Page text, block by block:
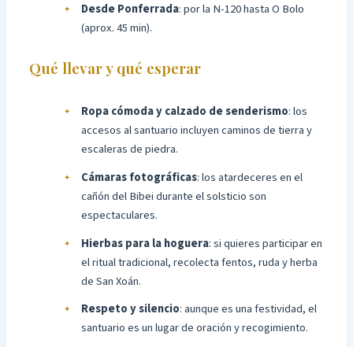
Desde Ponferrada: por la N-120 hasta O Bolo
(aprox. 45 min).
Qué llevar y qué esperar
Ropa cómoda y calzado de senderismo: los
accesos al santuario incluyen caminos de tierra y
escaleras de piedra.
Cámaras fotográficas: los atardeceres en el
cañón del Bibei durante el solsticio son
espectaculares.
Hierbas para la hoguera: si quieres participar en
el ritual tradicional, recolecta fentos, ruda y herba
de San Xoán.
Respeto y silencio: aunque es una festividad, el
santuario es un lugar de oración y recogimiento.